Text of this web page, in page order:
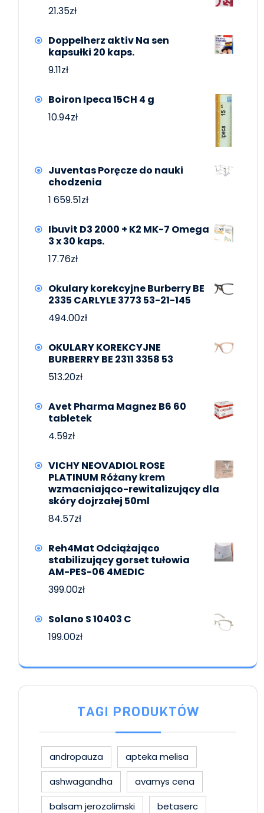
21.35zł
Doppelherz aktiv Na sen
kapsułki 20 kaps.
9.11zł
Boiron Ipeca 15CH 4 g
10.94zł
Juventas Poręcze do nauki
chodzenia
1 659.51zł
Ibuvit D3 2000 + K2 MK-7 Omega
3 x 30 kaps.
17.76zł
Okulary korekcyjne Burberry BE
2335 CARLYLE 3773 53-21-145
494.00zł
OKULARY KOREKCYJNE
BURBERRY BE 2311 3358 53
513.20zł
Avet Pharma Magnez B6 60
tabletek
4.59zł
VICHY NEOVADIOL ROSE
PLATINUM Różany krem
wzmacniająco-rewitalizujący dla
skóry dojrzałej 50ml
84.57zł
Reh4Mat Odciążająco
stabilizujący gorset tułowia
AM-PES-06 4MEDIC
399.00zł
Solano S 10403 C
199.00zł
TAGI PRODUKTÓW
andropauza
apteka melisa
ashwagandha
avamys cena
balsam jerozolimski
betaserc